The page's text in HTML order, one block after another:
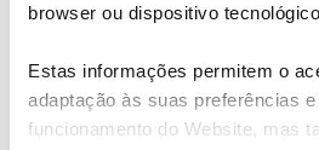
browser ou dispositivo
Estas informações permitem o
adaptação às suas preferências
funcionamento do Website, mas
• Q3 TDI 110 kW (150 cv) S
• Q3 SUV e-hybrid 200 kW (272
707 €